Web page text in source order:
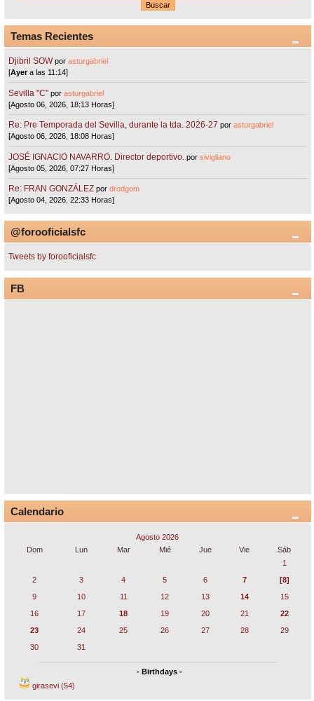
Temas Recientes
Djibril SOW porasturgabriel
[Ayera las 11:14]
Sevilla "C"porasturgabriel
[Agosto 06, 2026, 18:13 Horas]
Re: Pre Temporada del Sevilla, durante la tda. 2026-27 porasturgabriel
[Agosto 06, 2026, 18:08 Horas]
JOSÉ IGNACIO NAVARRO. Director deportivo. porsivigliano
[Agosto 05, 2026, 07:27 Horas]
Re: FRAN GONZÁLEZ pordrodgom
[Agosto 04, 2026, 22:33 Horas]
@forooficialsfc
Tweets by forooficialsfc
FB
Calendario
Agosto 2026
Dom
Lun Mar Mié Jue Vie
Sáb
1
2
3 4 5 6 7
[8]
9
10 11 12 13 14
15
16
17 18 19 20 21
22
23
24 25 26 27 28
29
30
31
- Birthdays -
girasevi (54)